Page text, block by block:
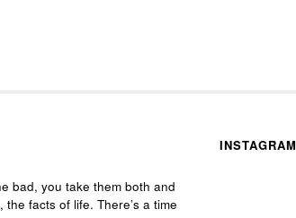
bad, you take them both and
facts of life. There’s a time
INSTAGRAM